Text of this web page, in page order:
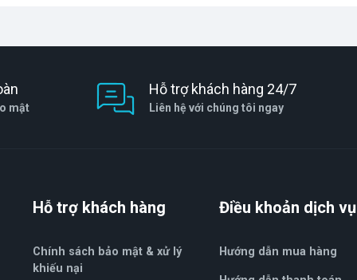
mật
Hỗ trợ khách hàng 24/7
Liên hệ với chúng tôi ngay
Hỗ trợ khách hàng
Chính sách bảo mật & xử lý
khiếu nại
Điều khoản dịch vụ
Hướng dẫn mua hàng